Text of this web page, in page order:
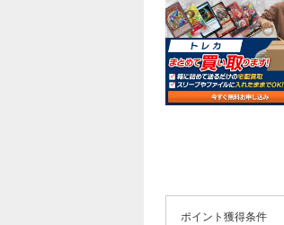
ポイント獲得条件